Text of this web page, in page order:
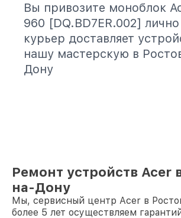
Вы привозите моноблок
960 [DQ.BD7ER.002]
курьер доставляет
нашу мастерскую в
Дону
Ремонт устройств Acer
на-Дону
Мы, сервисный центр Acer в
более 5 лет осуществляем